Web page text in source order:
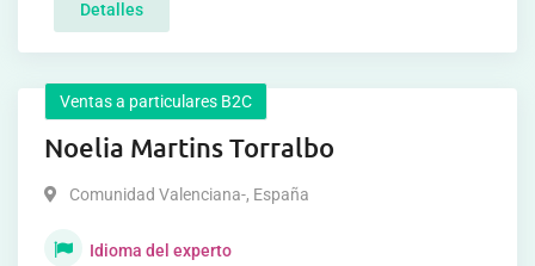
Detalles
Ventas a particulares B2C
Noelia Martins Torralbo
Comunidad Valenciana-, España
Idioma del experto